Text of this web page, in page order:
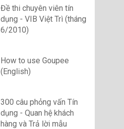
Đề thi chuyên viên tín
dụng - VIB Việt Trì (tháng
6/2010)
How to use Goupee
(English)
300 câu phỏng vấn Tín
dụng - Quan hệ khách
hàng và Trả lời mẫu